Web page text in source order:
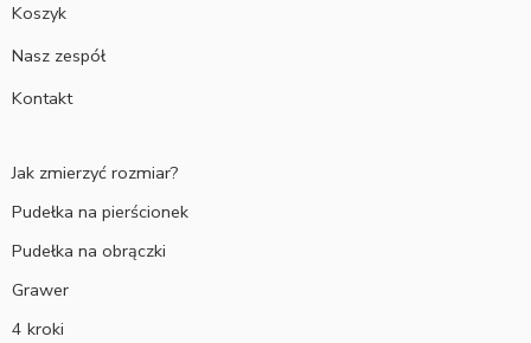
Koszyk
Nasz zespół
Kontakt
Jak zmierzyć rozmiar?
Pudełka na pierścionek
Pudełka na obrączki
Grawer
4 kroki